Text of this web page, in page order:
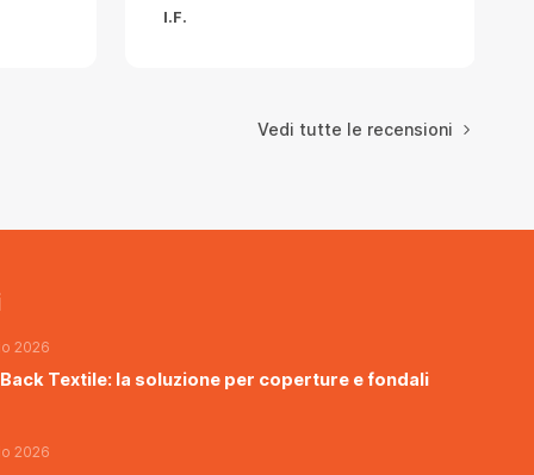
I.F.
Vedi tutte le recensioni
2026
Textile: la soluzione per coperture e fondali
2026